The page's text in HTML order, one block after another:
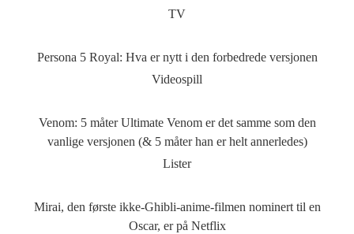
TV
Persona 5 Royal: Hva er nytt i den forbedrede versjonen
Videospill
Venom: 5 måter Ultimate Venom er det samme som den
vanlige versjonen (& 5 måter han er helt annerledes)
Lister
Mirai, den første ikke-Ghibli-anime-filmen nominert til en
Oscar, er på Netflix